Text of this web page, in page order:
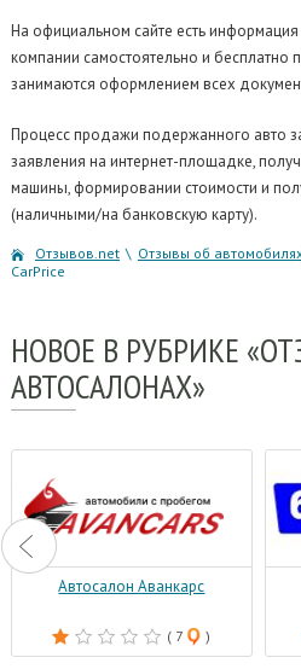
На официальном сайте есть информация
компании самостоятельно и бесплатно
занимаются оформлением всех
Процесс продажи подержанного авто
заявления на интернет-площадке,
машины, формировании стоимости и
(наличными/на банковскую карту).
Отзывов.net \ Отзывы об
CarPrice
НОВОЕ В РУБРИКЕ
АВТОСАЛОНАХ»
Автосалон Аванкарс
( 7 )